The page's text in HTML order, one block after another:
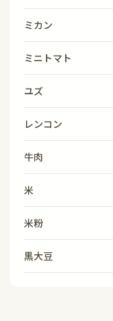
ミカン
ミニトマト
ユズ
レンコン
牛肉
米
米粉
黒大豆